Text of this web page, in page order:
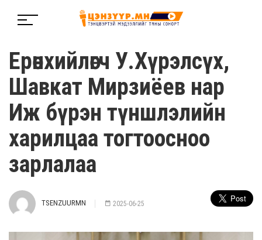
Ерөнхийлөгч У.Хүрэлсүх,
Шавкат Мирзиёев нар
Иж бүрэн түншлэлийн
харилцаа тогтоосноо
зарлалаа
TSENZUURMN 2025-06-25